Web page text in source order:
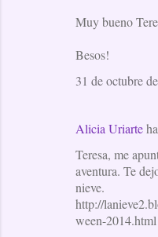
Muy bueno
Besos!
31 de octubre
Alicia Uriarte
Teresa, me
aventura. Te
nieve.
http://
ween-2014.html